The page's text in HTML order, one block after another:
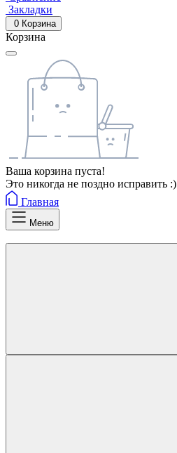
Закладки
0 Корзина
Корзина
Ваша корзина пуста!
Это никогда не поздно исправить :)
Главная
Меню